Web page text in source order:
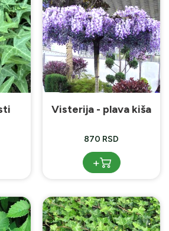
Visterija - plava kiša
870 RSD
+